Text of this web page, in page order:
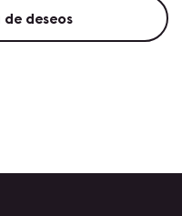
deseos